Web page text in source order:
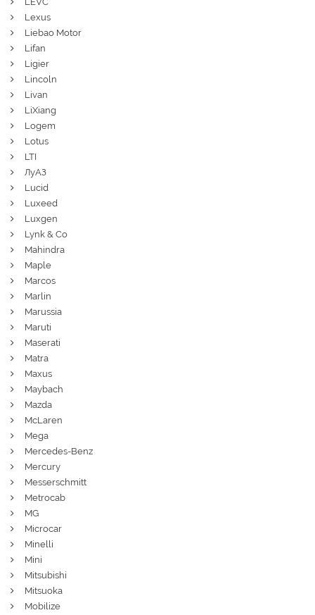
Lexus
Liebao Motor
Lifan
Ligier
Lincoln
Livan
LiXiang
Logem
Lotus
LTI
ЛуАЗ
Lucid
Luxeed
Luxgen
Lynk & Co
Mahindra
Maple
Marcos
Marlin
Marussia
Maruti
Maserati
Matra
Maxus
Maybach
Mazda
McLaren
Mega
Mercedes-Benz
Mercury
Messerschmitt
Metrocab
MG
Microcar
Minelli
Mini
Mitsubishi
Mitsuoka
Mobilize